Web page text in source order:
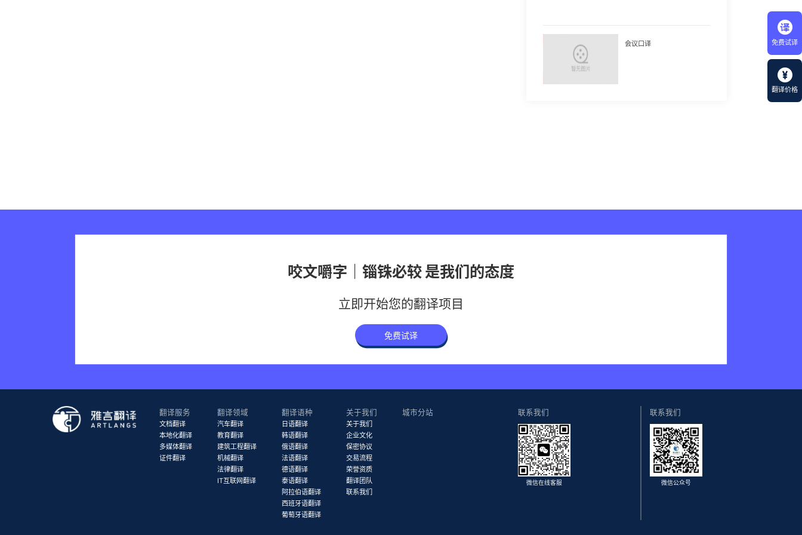
免费试译
翻译价格
会议口译
咬文嚼字｜锱铢必较 是我们的态度
立即开始您的翻译项目
免费试译
翻译服务
文档翻译
本地化翻译
多媒体翻译
证件翻译
翻译领域
汽车翻译
教育翻译
建筑工程翻译
机械翻译
法律翻译
IT互联网翻译
翻译语种
日语翻译
韩语翻译
俄语翻译
法语翻译
德语翻译
泰语翻译
阿拉伯语翻译
西班牙语翻译
葡萄牙语翻译
关于我们
关于我们
企业文化
保密协议
交易流程
荣誉资质
翻译团队
联系我们
城市分站 联系我们
微信在线客服
联系我们
微信公众号